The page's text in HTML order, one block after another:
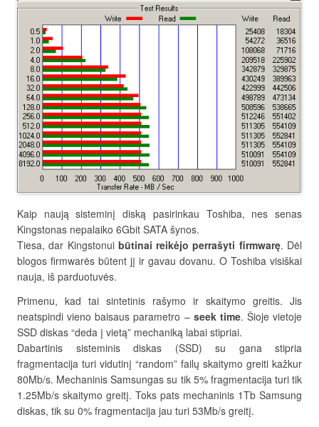
Kaip naują sisteminį diską pasirinkau Toshiba, nes senas
Kingstonas nepalaiko 6Gbit SATA šynos.
Tiesa, dar Kingstonui būtinai reikėjo perrašyti firmwarę. Dėl
blogos firmwarės būtent jį ir gavau dovanu. O Toshiba visiškai
nauja, iš parduotuvės.
Primenu, kad tai sintetinis rašymo ir skaitymo greitis. Jis
neatspindi vieno baisaus parametro – seek time. Šioje vietoje
SSD diskas “deda į vietą” mechaniką labai stipriai.
Dabartinis sisteminis diskas (SSD) su gana stipria
fragmentacija turi vidutinį “random” failų skaitymo greiti kažkur
80Mb/s. Mechaninis Samsungas su tik 5% fragmentacija turi tik
1.25Mb/s skaitymo greitį. Toks pats mechaninis 1Tb Samsung
diskas, tik su 0% fragmentacija jau turi 53Mb/s greitį.